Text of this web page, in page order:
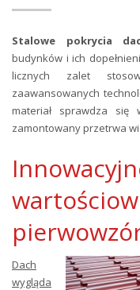
Stalowe pokrycia
budynków i ich
licznych zalet
zaawansowanych
materiał sprawdza się
zamontowany przetrwa
Dach
wygląda